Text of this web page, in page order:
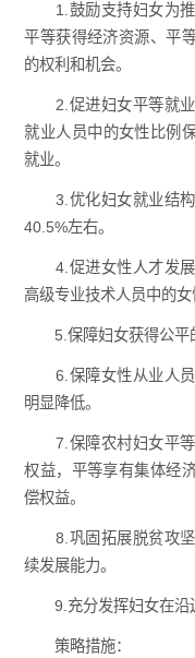
1.鼓励支持妇女为推
平等获得经济资源、平
的权利和机会。
2.促进妇女平等就业
就业人员中的女性比例
就业。
3.优化妇女就业结构
40.5%左右。
4.促进女性人才发展
高级专业技术人员中的女
5.保障妇女获得公平的
6.保障女性从业人员
明显降低。
7.保障农村妇女平等
权益，平等享有集体经
偿权益。
8.巩固拓展脱贫攻坚
续发展能力。
9.充分发挥妇女在沿
策略措施：